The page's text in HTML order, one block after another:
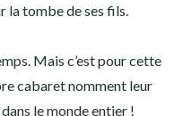
la tombe de ses fils.
Mais c’est pour cette
cabaret nomment leur
le monde entier !